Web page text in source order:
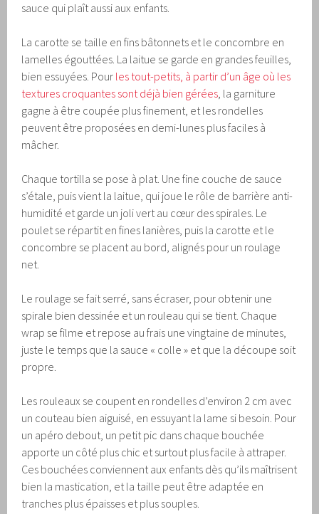
sauce qui plaît aussi aux enfants.
La carotte se taille en fins bâtonnets et le concombre en
lamelles égouttées. La laitue se garde en grandes feuilles,
bien essuyées. Pour les tout-petits, à partir d’un âge où les
textures croquantes sont déjà bien gérées, la garniture
gagne à être coupée plus finement, et les rondelles
peuvent être proposées en demi-lunes plus faciles à
mâcher.
Chaque tortilla se pose à plat. Une fine couche de sauce
s’étale, puis vient la laitue, qui joue le rôle de barrière anti-
humidité et garde un joli vert au cœur des spirales. Le
poulet se répartit en fines lanières, puis la carotte et le
concombre se placent au bord, alignés pour un roulage
net.
Le roulage se fait serré, sans écraser, pour obtenir une
spirale bien dessinée et un rouleau qui se tient. Chaque
wrap se filme et repose au frais une vingtaine de minutes,
juste le temps que la sauce « colle » et que la découpe soit
propre.
Les rouleaux se coupent en rondelles d’environ 2 cm avec
un couteau bien aiguisé, en essuyant la lame si besoin. Pour
un apéro debout, un petit pic dans chaque bouchée
apporte un côté plus chic et surtout plus facile à attraper.
Ces bouchées conviennent aux enfants dès qu’ils maîtrisent
bien la mastication, et la taille peut être adaptée en
tranches plus épaisses et plus souples.